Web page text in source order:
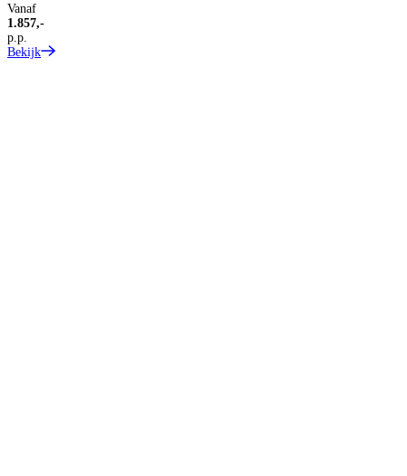
Vanaf
1.857,-
p.p.
Bekijk